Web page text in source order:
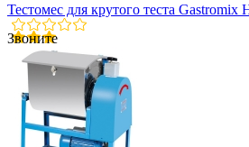
Тестомес для крутого теста Gastromix
Звоните